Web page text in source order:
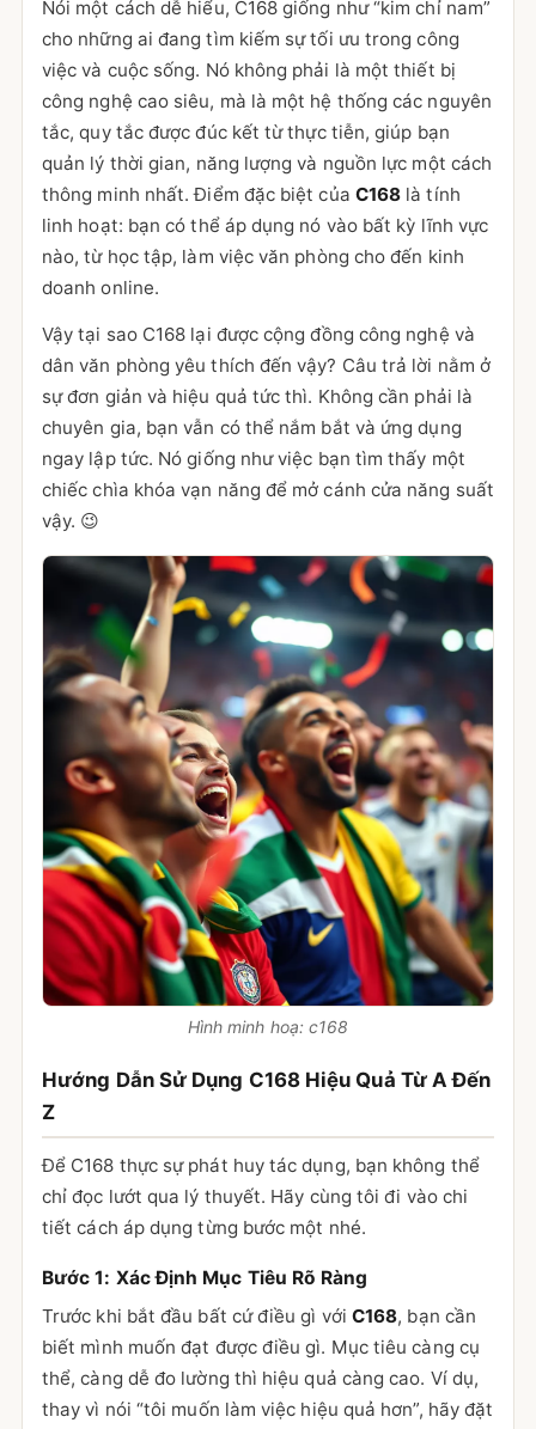
Nói một cách dễ hiểu, C168 giống như “kim chỉ nam”
cho những ai đang tìm kiếm sự tối ưu trong công
việc và cuộc sống. Nó không phải là một thiết bị
công nghệ cao siêu, mà là một hệ thống các nguyên
tắc, quy tắc được đúc kết từ thực tiễn, giúp bạn
quản lý thời gian, năng lượng và nguồn lực một cách
thông minh nhất. Điểm đặc biệt của C168 là tính
linh hoạt: bạn có thể áp dụng nó vào bất kỳ lĩnh vực
nào, từ học tập, làm việc văn phòng cho đến kinh
doanh online.
Vậy tại sao C168 lại được cộng đồng công nghệ và
dân văn phòng yêu thích đến vậy? Câu trả lời nằm ở
sự đơn giản và hiệu quả tức thì. Không cần phải là
chuyên gia, bạn vẫn có thể nắm bắt và ứng dụng
ngay lập tức. Nó giống như việc bạn tìm thấy một
chiếc chìa khóa vạn năng để mở cánh cửa năng suất
vậy. 😉
Hình minh hoạ: c168
Hướng Dẫn Sử Dụng C168 Hiệu Quả Từ A Đến
Z
Để C168 thực sự phát huy tác dụng, bạn không thể
chỉ đọc lướt qua lý thuyết. Hãy cùng tôi đi vào chi
tiết cách áp dụng từng bước một nhé.
Bước 1: Xác Định Mục Tiêu Rõ Ràng
Trước khi bắt đầu bất cứ điều gì với C168, bạn cần
biết mình muốn đạt được điều gì. Mục tiêu càng cụ
thể, càng dễ đo lường thì hiệu quả càng cao. Ví dụ,
thay vì nói “tôi muốn làm việc hiệu quả hơn”, hãy đặt